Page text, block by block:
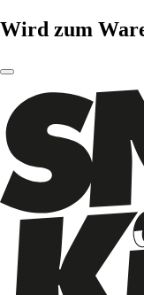
Wird zum